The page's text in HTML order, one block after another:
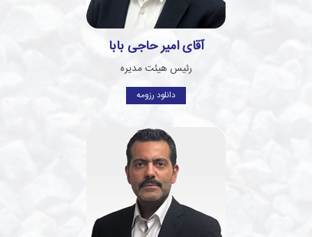
آقای امیر حاجی بابا
رئیس هیئت مدیره
دانلود رزومه